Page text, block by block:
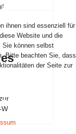
ihnen sind essenziell für
Website und die
Sie können selbst
Bitte beachten Sie, dass
der Seite zur